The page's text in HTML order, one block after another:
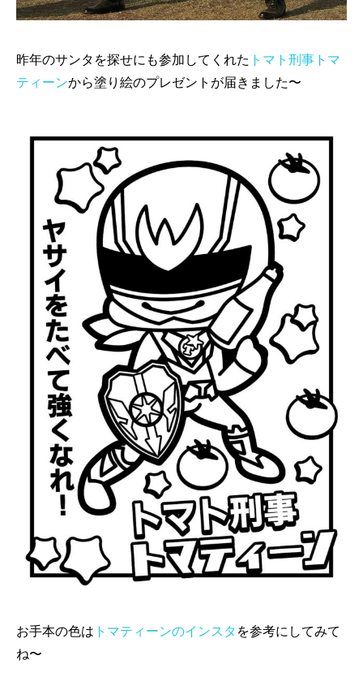
昨年のサンタを探せにも参加してくれた トマト刑事トマ
ティーンから塗り絵のプレゼントが届きました〜
お手本の色は トマティーンのインスタ を参考にしてみて
ね〜